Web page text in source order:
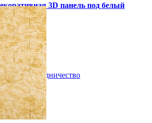
3D панель под белый
мм
Сотрудничество